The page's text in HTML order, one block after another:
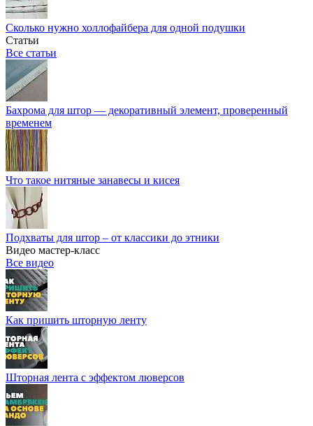
Сколько нужно холлофайбера для одной подушки
Статьи
Все статьи
Бахрома для штор — декоративный элемент, проверенный
временем
Что такое нитяные занавесы и кисея
Подхваты для штор – от классики до этники
Видео мастер-класс
Все видео
Как пришить шторную ленту
Шторная лента с эффектом люверсов